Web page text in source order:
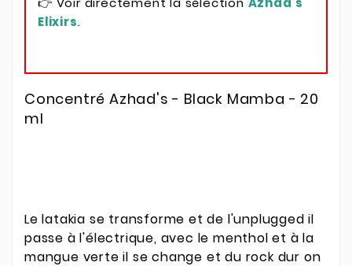
Elixirs.
Concentré Azhad's - Black Mamba - 20
ml
Le latakia se transforme et de l'unplugged il
passe à l'électrique, avec le menthol et à la
mangue verte il se change et du rock dur on